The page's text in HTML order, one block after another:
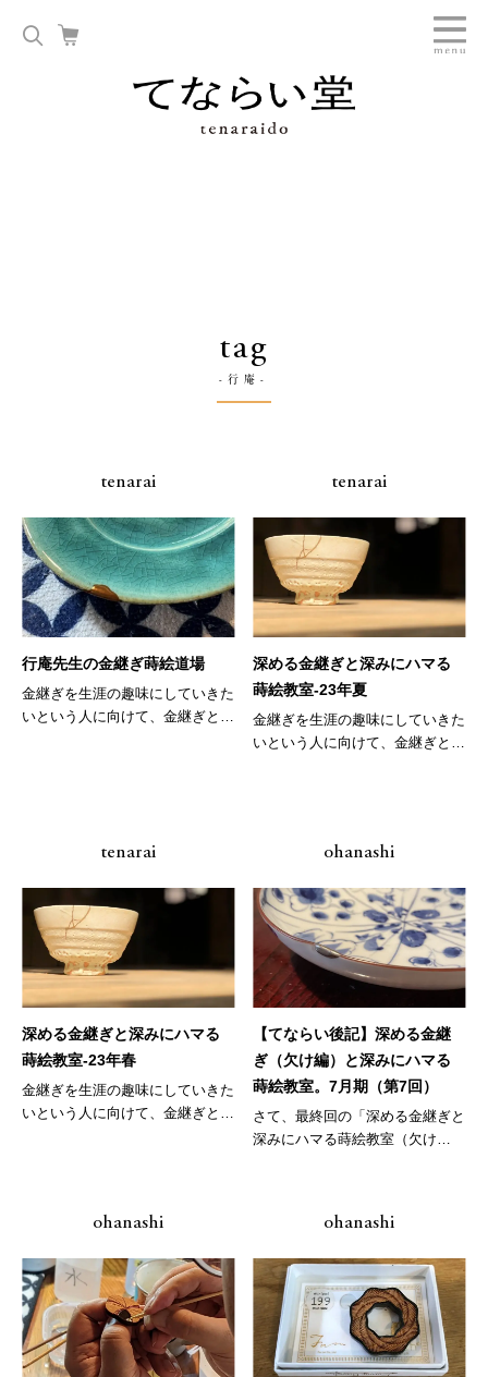
tag
-行庵-
tenarai
行庵先生の金継ぎ蒔絵道場
金継ぎを生涯の趣味にしていきた
いという人に向けて、金継ぎと共
tenarai
深める金継ぎと深みにハマる
蒔絵教室-23年夏
金継ぎを生涯の趣味にしていきた
いという人に向けて、金継ぎと共
tenarai
深める金継ぎと深みにハマる
蒔絵教室-23年春
金継ぎを生涯の趣味にしていきた
いという人に向けて、金継ぎと共
ohanashi
【てならい後記】深める金継
ぎ（欠け編）と深みにハマる
蒔絵教室。7月期（第7回）
さて、最終回の「深める金継ぎと
深みにハマる蒔絵教室（欠け
ohanashi ohanashi